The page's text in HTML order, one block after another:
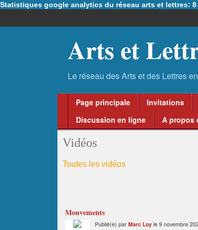
Statistiques google analytics du réseau arts et lettres:
Arts et
Page principale Invitations
Discussion en ligne
A propos
Vidéos
Toutes les vidéos
Mouvements
Publié(e) par Marc Loy le 9 novembre